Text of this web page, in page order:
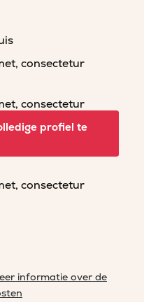
consectetur
consectetur
consectetur
consectetur
profiel te
informatie over de